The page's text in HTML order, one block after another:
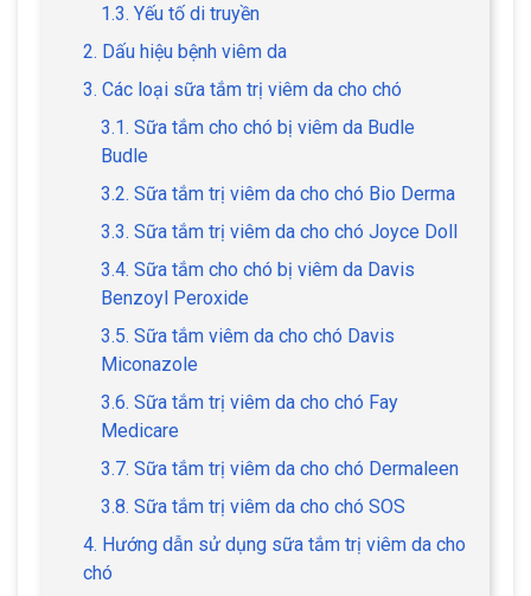
1.3. Yếu tố di truyền
2. Dấu hiệu bệnh viêm da
3. Các loại sữa tắm trị viêm da cho chó
3.1. Sữa tắm cho chó bị viêm da Budle
Budle
3.2. Sữa tắm trị viêm da cho chó Bio Derma
3.3. Sữa tắm trị viêm da cho chó Joyce Doll
3.4. Sữa tắm cho chó bị viêm da Davis
Benzoyl Peroxide
3.5. Sữa tắm viêm da cho chó Davis
Miconazole
3.6. Sữa tắm trị viêm da cho chó Fay
Medicare
3.7. Sữa tắm trị viêm da cho chó Dermaleen
3.8. Sữa tắm trị viêm da cho chó SOS
4. Hướng dẫn sử dụng sữa tắm trị viêm da cho
chó